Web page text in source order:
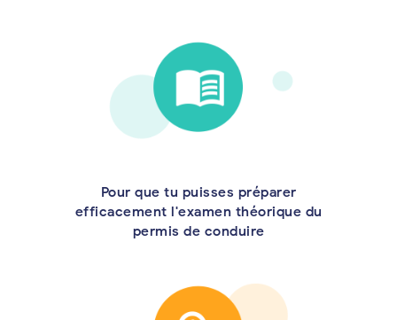
Pour que tu puisses préparer
efficacement l'examen théorique du
permis de conduire